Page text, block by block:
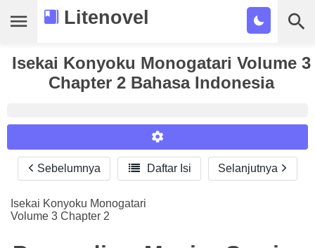
Litenovel
Daftar Novel
Tamat
Tags
Bookmark
Cari
Isekai Konyoku Monogatari Volume 3
Chapter 2 Bahasa Indonesia
Reader Settings
Font :
Titillium Web
Size :
Sebelumnya  Daftar Isi Selanjutnya
Isekai Konyoku Monogatari
Volume 3 Chapter 2